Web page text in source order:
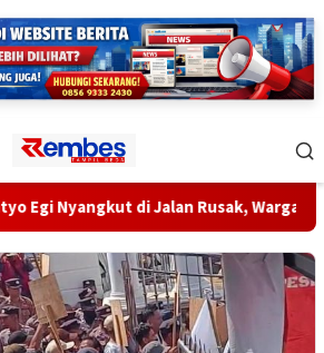
di Jalan Rusak, Warga